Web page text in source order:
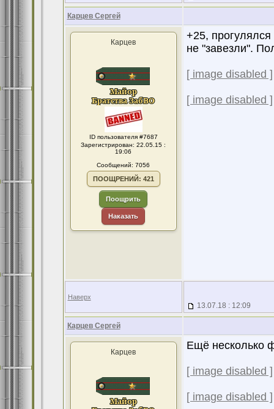
Карцев Сергей
Карцев
ID пользователя #7687
Зарегистрирован: 22.05.15 :
19:06
Сообщений: 7056
ПООЩРЕНИЙ: 421
Поощрить
Наказать
+25,
не "завезли".
[ image disabled ]
[ image disabled ]
Наверх
13.07.18 : 12:09
Карцев Сергей
Карцев
Ещё несколько
[ image disabled ]
[ image disabled ]